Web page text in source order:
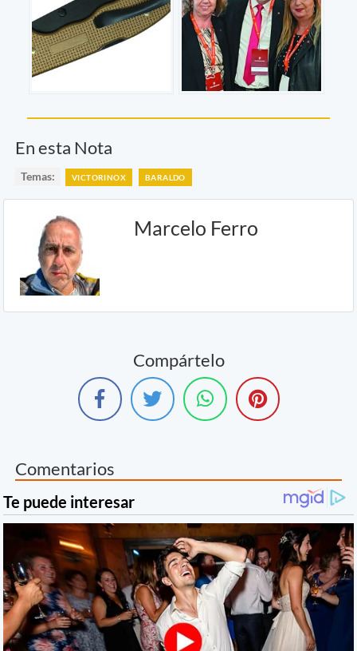
En esta Nota
Temas: VICTORINOX BARALDO
Marcelo Ferro
Compártelo
Comentarios